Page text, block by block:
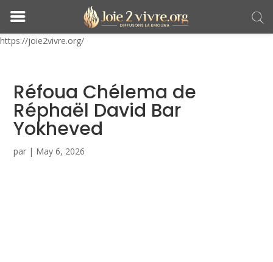
https://joie2vivre.org/
Réfoua Chélema de
Réphaël David Bar
Yokheved
par | May 6, 2026